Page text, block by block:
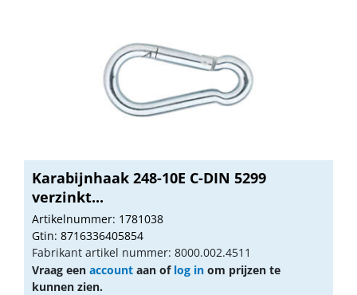
Karabijnhaak 248-10E C-DIN 5299
verzinkt...
Artikelnummer: 1781038
Gtin: 8716336405854
Fabrikant artikel nummer: 8000.002.4511
Vraag een account aan of log in om prijzen te
kunnen zien.